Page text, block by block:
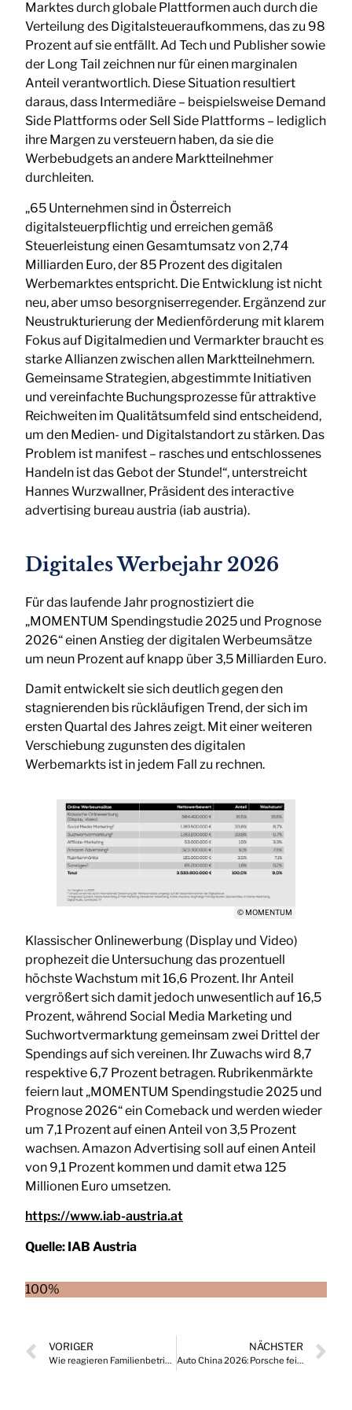
Marktes durch globale Plattformen auch durch die
Verteilung des Digitalsteueraufkommens, das zu 98
Prozent auf sie entfällt. Ad Tech und Publisher sowie
der Long Tail zeichnen nur für einen marginalen
Anteil verantwortlich. Diese Situation resultiert
daraus, dass Intermediäre – beispielsweise Demand
Side Plattforms oder Sell Side Plattforms – lediglich
ihre Margen zu versteuern haben, da sie die
Werbebudgets an andere Marktteilnehmer
durchleiten.
„65 Unternehmen sind in Österreich
digitalsteuerpflichtig und erreichen gemäß
Steuerleistung einen Gesamtumsatz von 2,74
Milliarden Euro, der 85 Prozent des digitalen
Werbemarktes entspricht. Die Entwicklung ist nicht
neu, aber umso besorgniserregender. Ergänzend zur
Neustrukturierung der Medienförderung mit klarem
Fokus auf Digitalmedien und Vermarkter braucht es
starke Allianzen zwischen allen Marktteilnehmern.
Gemeinsame Strategien, abgestimmte Initiativen
und vereinfachte Buchungsprozesse für attraktive
Reichweiten im Qualitätsumfeld sind entscheidend,
um den Medien- und Digitalstandort zu stärken. Das
Problem ist manifest – rasches und entschlossenes
Handeln ist das Gebot der Stunde!“, unterstreicht
Hannes Wurzwallner, Präsident des interactive
advertising bureau austria (iab austria).
Digitales Werbejahr 2026
Für das laufende Jahr prognostiziert die
„MOMENTUM Spendingstudie 2025 und Prognose
2026“ einen Anstieg der digitalen Werbeumsätze
um neun Prozent auf knapp über 3,5 Milliarden Euro.
Damit entwickelt sie sich deutlich gegen den
stagnierenden bis rückläufigen Trend, der sich im
ersten Quartal des Jahres zeigt. Mit einer weiteren
Verschiebung zugunsten des digitalen
Werbemarkts ist in jedem Fall zu rechnen.
© MOMENTUM
Klassischer Onlinewerbung (Display und Video)
prophezeit die Untersuchung das prozentuell
höchste Wachstum mit 16,6 Prozent. Ihr Anteil
vergrößert sich damit jedoch unwesentlich auf 16,5
Prozent, während Social Media Marketing und
Suchwortvermarktung gemeinsam zwei Drittel der
Spendings auf sich vereinen. Ihr Zuwachs wird 8,7
respektive 6,7 Prozent betragen. Rubrikenmärkte
feiern laut „MOMENTUM Spendingstudie 2025 und
Prognose 2026“ ein Comeback und werden wieder
um 7,1 Prozent auf einen Anteil von 3,5 Prozent
wachsen. Amazon Advertising soll auf einen Anteil
von 9,1 Prozent kommen und damit etwa 125
Millionen Euro umsetzen.
https://www.iab-austria.at
Quelle: IAB Austria
100%
VORIGER
Wie reagieren Familienbetriebe aus der DACH-Region auf aktuelle Spannungsfelder?
NÄCHSTER
Auto China 2026: Porsche feiert Weltpremiere und zwei Jubiläen